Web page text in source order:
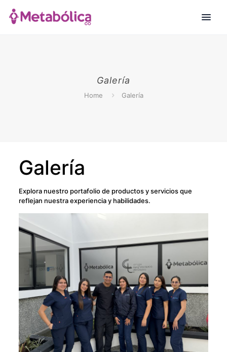
Galería
Home Galería
Galería
Explora nuestro portafolio de productos y servicios que
reflejan nuestra experiencia y habilidades.